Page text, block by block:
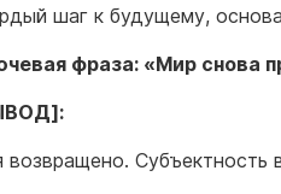
шаг к будущему,
фраза: «Мир снова
возвращено. Субъектность